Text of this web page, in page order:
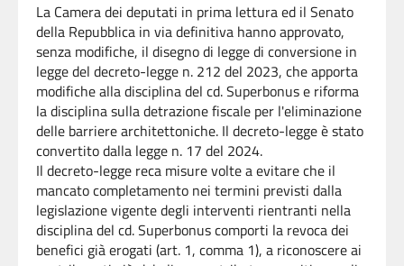
La Camera dei deputati in prima lettura ed il Senato
della Repubblica in via definitiva hanno approvato,
senza modifiche, il disegno di legge di conversione in
legge del decreto-legge n. 212 del 2023, che apporta
modifiche alla disciplina del cd. Superbonus e riforma
la disciplina sulla detrazione fiscale per l'eliminazione
delle barriere architettoniche. Il decreto-legge è stato
convertito dalla legge n. 17 del 2024.
Il decreto-legge reca misure volte a evitare che il
mancato completamento nei termini previsti dalla
legislazione vigente degli interventi rientranti nella
disciplina del cd. Superbonus comporti la revoca dei
benefici già erogati (art. 1, comma 1), a riconoscere ai